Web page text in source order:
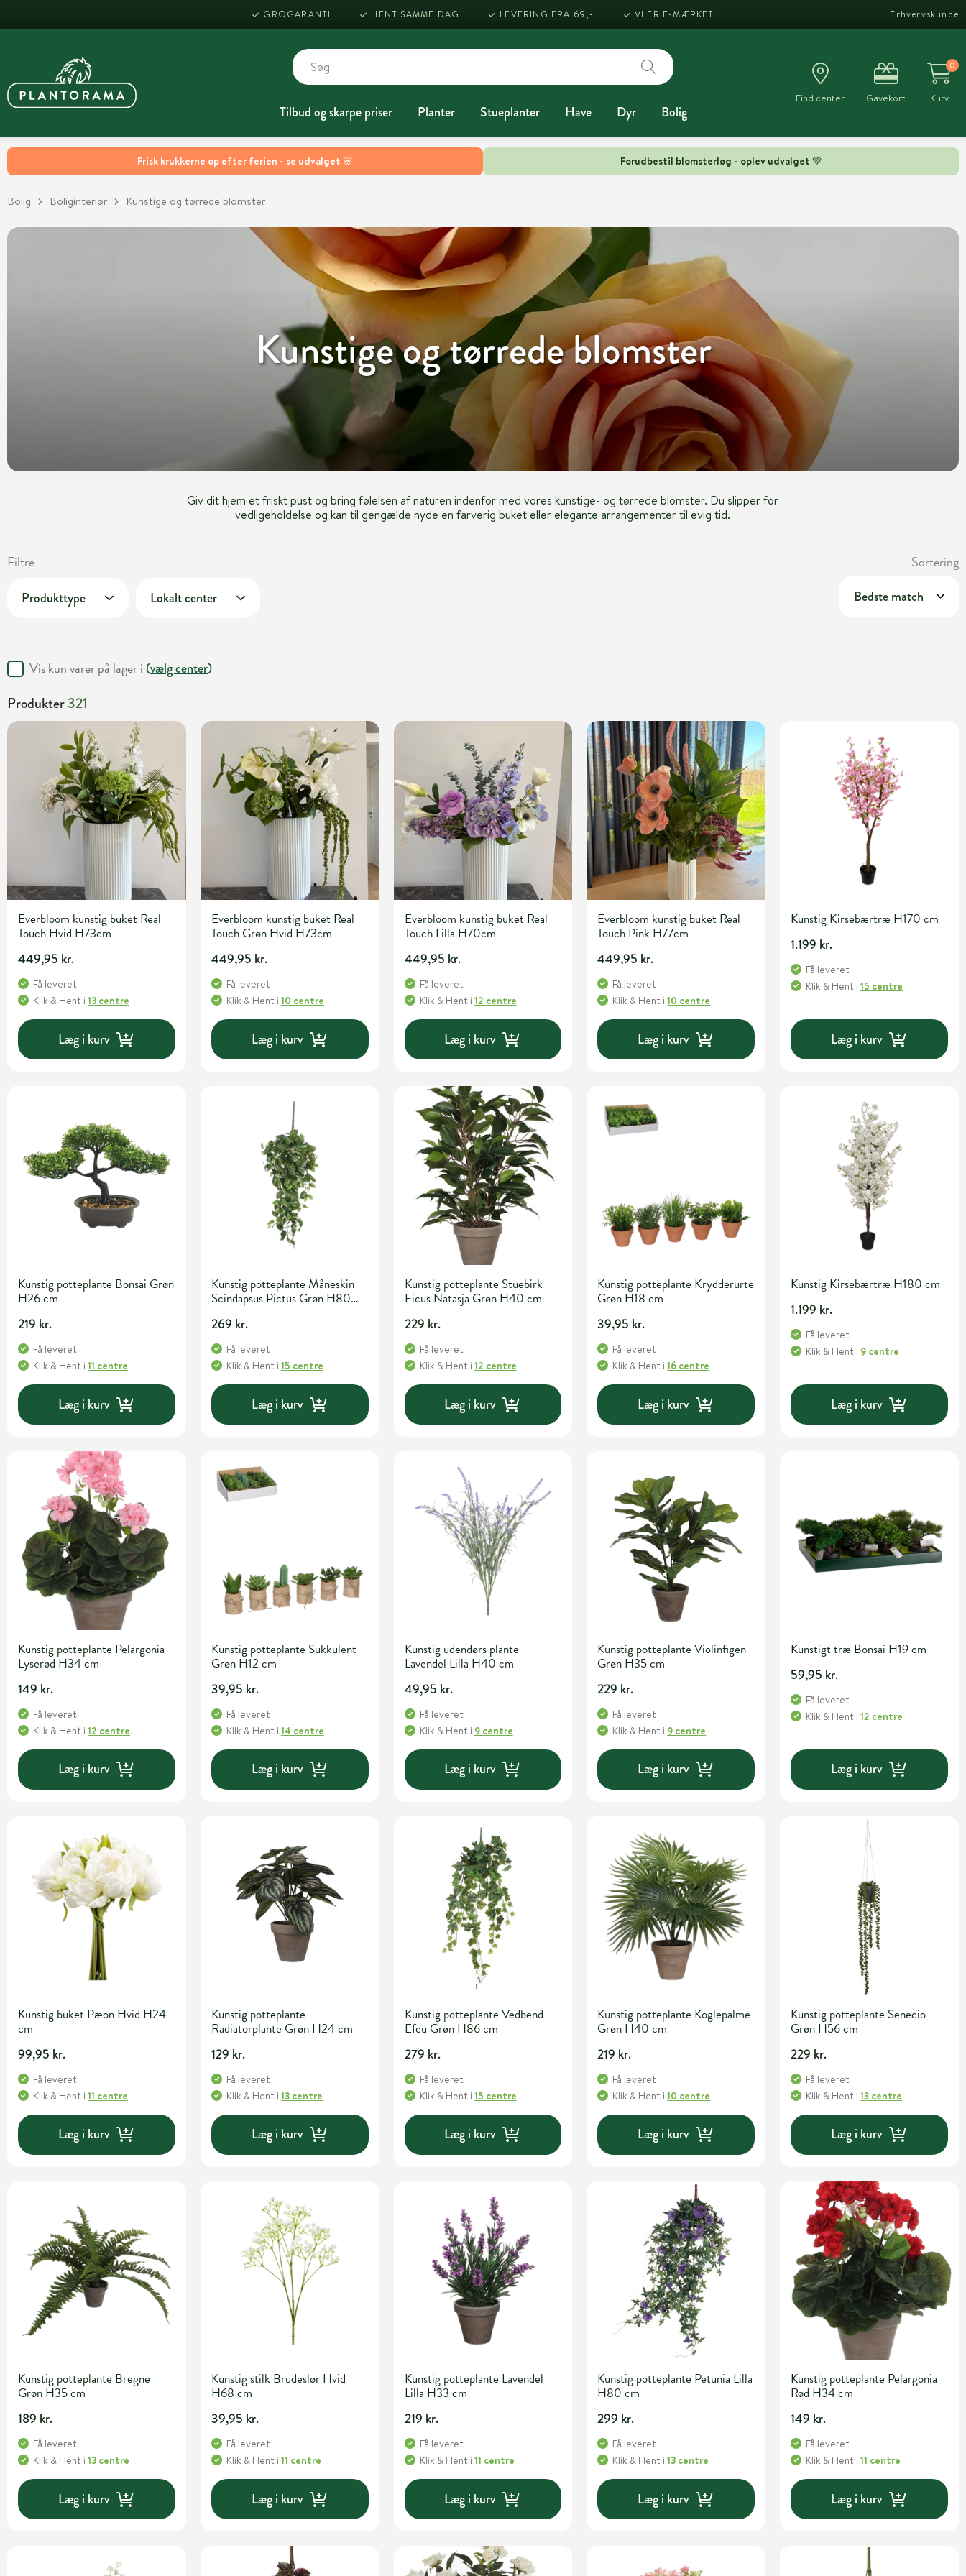
Frisk krukkerne op efter ferien - se udvalget 🌸 Forudbestil blomsterløg - oplev udvalget 💚
GROGARANTI HENT SAMME DAG LEVERING FRA 69,- VI ER E-MÆRKET Erhvervskunde
Tilbud og skarpe priser Planter Stueplanter Have Dyr Bolig
Find center Gavekort
0
Kurv
Bolig Boliginteriør Kunstige og tørrede blomster
Kunstige og tørrede blomster
Giv dit hjem et friskt pust og bring følelsen af naturen indenfor med vores kunstige- og tørrede blomster. Du slipper for
vedligeholdelse og kan til gengælde nyde en farverig buket eller elegante arrangementer til evig tid.
Filtre Sortering
Produkttype Lokalt center
Vis kun varer på lager i (vælg center)
Produkter321
Everbloom kunstig buket Real
Touch Hvid H73cm
449,95 kr.
Få leveret
Klik & Hent i 13 centre
Læg i kurv
Everbloom kunstig buket Real
Touch Grøn Hvid H73cm
449,95 kr.
Få leveret
Klik & Hent i 10 centre
Læg i kurv
Everbloom kunstig buket Real
Touch Lilla H70cm
449,95 kr.
Få leveret
Klik & Hent i 12 centre
Læg i kurv
Everbloom kunstig buket Real
Touch Pink H77cm
449,95 kr.
Få leveret
Klik & Hent i10 centre
Læg i kurv
Kunstig Kirsebærtræ H170 cm
1.199 kr.
Få leveret
Klik & Hent i15 centre
Læg i kurv
Kunstig potteplante Bonsai Grøn
H26 cm
219 kr.
Få leveret
Klik & Hent i 11 centre
Læg i kurv
Kunstig potteplante Måneskin
Scindapsus Pictus Grøn H80
269 kr.
Få leveret
Klik & Hent i 15 centre
Læg i kurv
Kunstig potteplante Stuebirk
Ficus Natasja Grøn H40 cm
229 kr.
Få leveret
Klik & Hent i 12 centre
Læg i kurv
Kunstig potteplante Krydderurte
Grøn H18 cm
39,95 kr.
Få leveret
Klik & Hent i16 centre
Læg i kurv
Kunstig Kirsebærtræ H180 cm
1.199 kr.
Få leveret
Klik & Hent i 9 centre
Læg i kurv
Kunstig potteplante Pelargonia
Lyserød H34 cm
149 kr.
Få leveret
Klik & Hent i 12 centre
Læg i kurv
Kunstig potteplante Sukkulent
Grøn H12 cm
39,95 kr.
Få leveret
Klik & Hent i 14 centre
Læg i kurv
Kunstig udendørs plante
Lavendel Lilla H40 cm
49,95 kr.
Få leveret
Klik & Hent i 9 centre
Læg i kurv
Kunstig potteplante Violinfigen
Grøn H35 cm
229 kr.
Få leveret
Klik & Hent i 9 centre
Læg i kurv
Kunstigt træ Bonsai H19 cm
59,95 kr.
Få leveret
Klik & Hent i12 centre
Læg i kurv
Kunstig buket Pæon Hvid H24
cm
99,95 kr.
Få leveret
Klik & Hent i 11 centre
Læg i kurv
Kunstig potteplante
Radiatorplante Grøn H24 cm
129 kr.
Få leveret
Klik & Hent i 13 centre
Læg i kurv
Kunstig potteplante Vedbend
Efeu Grøn H86 cm
279 kr.
Få leveret
Klik & Hent i 15 centre
Læg i kurv
Kunstig potteplante Koglepalme
Grøn H40 cm
219 kr.
Få leveret
Klik & Hent i10 centre
Læg i kurv
Kunstig potteplante Senecio
Grøn H56 cm
229 kr.
Få leveret
Klik & Hent i13 centre
Læg i kurv
Kunstig potteplante Bregne
Grøn H35 cm
189 kr.
Få leveret
Klik & Hent i 13 centre
Læg i kurv
Kunstig stilk Brudeslør Hvid
H68 cm
39,95 kr.
Få leveret
Klik & Hent i 11 centre
Læg i kurv
Kunstig potteplante Lavendel
Lilla H33 cm
219 kr.
Få leveret
Klik & Hent i 11 centre
Læg i kurv
Kunstig potteplante Petunia Lilla
H80 cm
299 kr.
Få leveret
Klik & Hent i13 centre
Læg i kurv
Kunstig potteplante Pelargonia
Rød H34 cm
149 kr.
Få leveret
Klik & Hent i11 centre
Læg i kurv